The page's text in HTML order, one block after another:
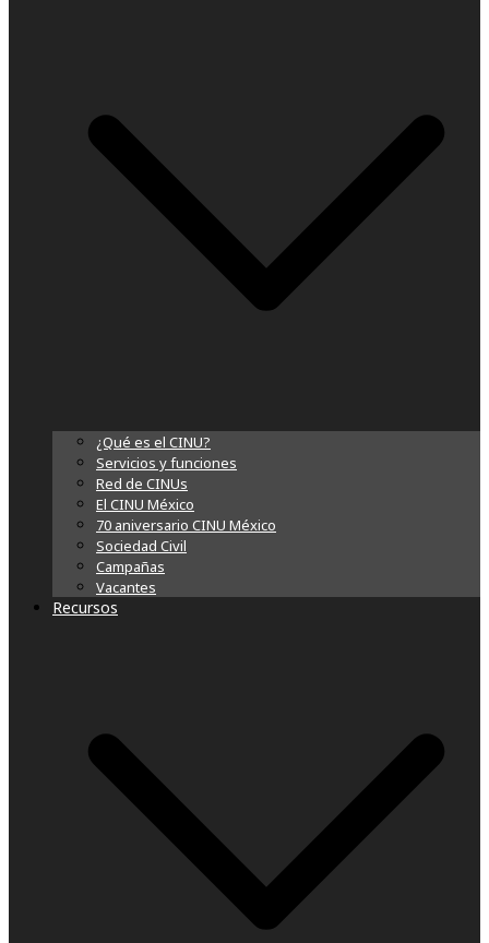
¿Qué es el CINU?
Servicios y funciones
Red de CINUs
El CINU México
70 aniversario CINU México
Sociedad Civil
Campañas
Vacantes
Recursos